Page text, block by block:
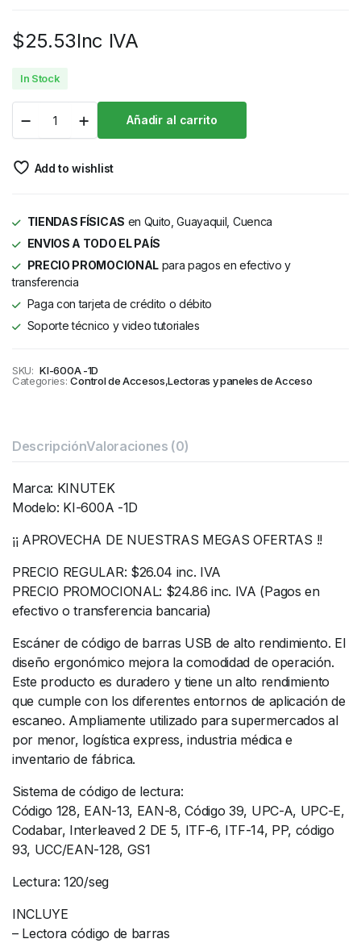
$25.53Inc IVA
In Stock
Añadir al carrito
Add to wishlist
TIENDAS FÍSICAS en Quito, Guayaquil, Cuenca
ENVIOS A TODO EL PAÍS
PRECIO PROMOCIONALpara pagos en efectivo y
transferencia
Paga con tarjeta de crédito o débito
Soporte técnico y video tutoriales
SKU: KI-600A -1D
Categories: Control de Accesos,Lectoras y paneles de Acceso
DescripciónValoraciones (0)
Marca: KINUTEK
Modelo: KI-600A -1D
¡¡ APROVECHA DE NUESTRAS MEGAS OFERTAS !!
PRECIO REGULAR: $26.04 inc. IVA
PRECIO PROMOCIONAL: $24.86 inc. IVA (Pagos en
efectivo o transferencia bancaria)
Escáner de código de barras USB de alto rendimiento. El
diseño ergonómico mejora la comodidad de operación.
Este producto es duradero y tiene un alto rendimiento
que cumple con los diferentes entornos de aplicación de
escaneo. Ampliamente utilizado para supermercados al
por menor, logística express, industria médica e
inventario de fábrica.
Sistema de código de lectura:
Código 128, EAN-13, EAN-8, Código 39, UPC-A, UPC-E,
Codabar, Interleaved 2 DE 5, ITF-6, ITF-14, PP, código
93, UCC/EAN-128, GS1
Lectura: 120/seg
INCLUYE
– Lectora código de barras